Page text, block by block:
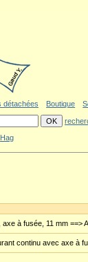
détachées Boutique
Hag
à fusée, 11 mm ==>
continu avec axe à